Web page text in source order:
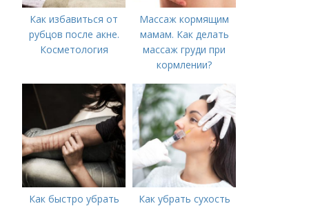
Как избавиться от
рубцов после акне.
Косметология
Массаж кормящим
мамам. Как делать
массаж груди при
кормлении?
Как быстро убрать
Как убрать сухость